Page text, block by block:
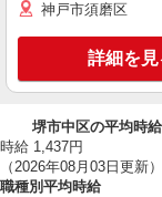
神戸市須磨区
詳細を見
堺市中区の平均時
時給 1,437円
（2026年08月03日更新）
職種別平均時給